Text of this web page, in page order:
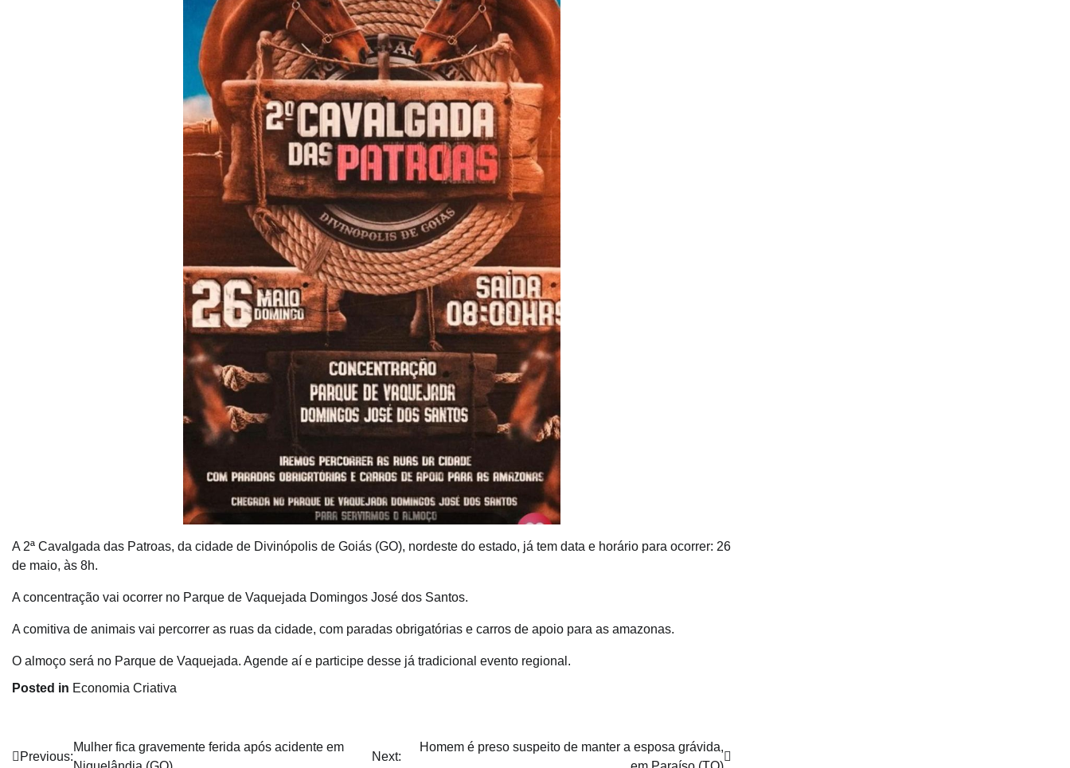
A 2ª Cavalgada das Patroas, da cidade de Divinópolis de Goiás (GO), nordeste do estado, já tem data e horário para ocorrer: 26
de maio, às 8h.
A concentração vai ocorrer no Parque de Vaquejada Domingos José dos Santos.
A comitiva de animais vai percorrer as ruas da cidade, com paradas obrigatórias e carros de apoio para as amazonas.
O almoço será no Parque de Vaquejada. Agende aí e participe desse já tradicional evento regional.
Posted in Economia Criativa
Navegação
Previous:
Mulher fica gravemente ferida após acidente em
Next:
Homem é preso suspeito de manter a esposa grávida,